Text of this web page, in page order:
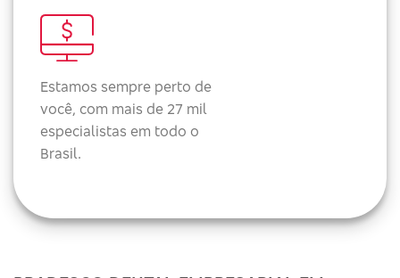
Estamos sempre perto de
você, com mais de 27 mil
especialistas em todo o
Brasil.